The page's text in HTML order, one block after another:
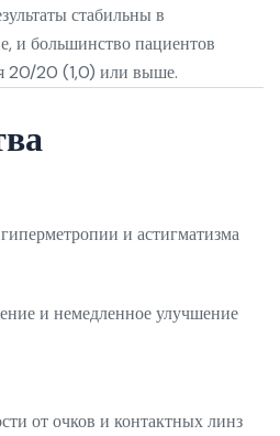
стабильны в
и большинство пациентов
20/20 (1,0) или выше.
и астигматизма
и немедленное улучшение
от очков и контактных линз